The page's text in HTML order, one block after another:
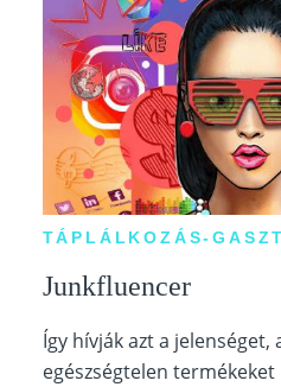
TÁPLÁLKOZÁS-
Junkfluencer
Így hívják azt a
egészségtelen